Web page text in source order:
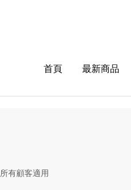
首頁 最新商品
所有顧客適用